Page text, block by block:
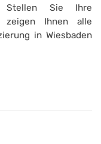
Stellen Sie Ihre
zeigen Ihnen alle
in Wiesbaden